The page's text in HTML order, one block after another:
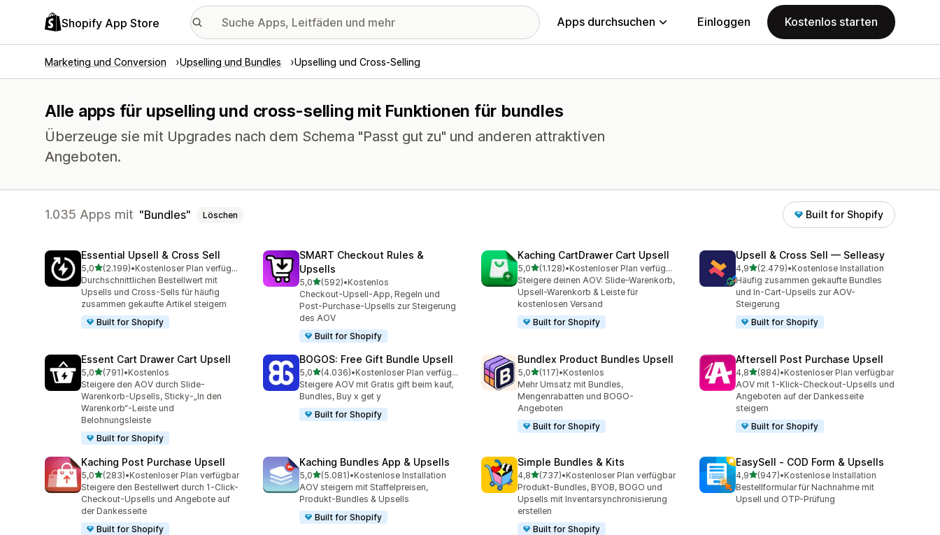
Shopify App Store Apps durchsuchen Einloggen Kostenlos starten
Marketing und Conversion Upselling und Bundles Upselling und Cross-Selling
Alle apps für upselling und cross-selling mit Funktionen für bundles
Überzeuge sie mit Upgrades nach dem Schema "Passt gut zu" und anderen attraktiven
Angeboten.
1.035 Apps mit Bundles Löschen Built for Shopify
Essential Upsell & Cross Sell
5,0von 5 Sternen
(2.199)
2199 Rezensionen insgesamt
•
Kostenloser Plan verfügbar
Durchschnittlichen Bestellwert mit
Upsells und Cross-Sells für häufig
zusammen gekaufte Artikel steigern
Built for Shopify
SMART Checkout Rules &
Upsells
5,0von 5 Sternen
(592)
592 Rezensionen insgesamt
•Kostenlos
Checkout-Upsell-App, Regeln und
Post-Purchase-Upsells zur Steigerung
des AOV
Built for Shopify
Kaching CartDrawer Cart Upsell
5,0von 5 Sternen
(1.128)
1128 Rezensionen insgesamt
•
Kostenloser Plan verfügbar
Steigere deinen AOV: Slide-Warenkorb,
Upsell-Warenkorb & Leiste für
kostenlosen Versand
Built for Shopify
Upsell & Cross Sell — Selleasy
4,9von 5 Sternen
(2.479)
2479 Rezensionen insgesamt
•Kostenlose Installation
Häufig zusammen gekaufte Bundles
und In-Cart-Upsells zur AOV-
Steigerung
Built for Shopify
Essent Cart Drawer Cart Upsell
5,0von 5 Sternen
(791)
791 Rezensionen insgesamt
•Kostenlos
Steigere den AOV durch Slide-
Warenkorb-Upsells, Sticky-„In den
Warenkorb“-Leiste und
Belohnungsleiste
Built for Shopify
BOGOS: Free Gift Bundle Upsell
5,0von 5 Sternen
(4.036)
4036 Rezensionen insgesamt
•
Kostenloser Plan verfügbar
Steigere AOV mit Gratis gift beim kauf,
Bundles, Buy x get y
Built for Shopify
Bundlex Product Bundles Upsell
5,0von 5 Sternen
(117)
117 Rezensionen insgesamt
•Kostenlos
Mehr Umsatz mit Bundles,
Mengenrabatten und BOGO-
Angeboten
Built for Shopify
Aftersell Post Purchase Upsell
4,8von 5 Sternen
(884)
884 Rezensionen insgesamt
•Kostenloser Plan verfügbar
AOV mit 1-Klick-Checkout-Upsells und
Angeboten auf der Dankesseite
steigern
Built for Shopify
Kaching Post Purchase Upsell
5,0von 5 Sternen
(283)
283 Rezensionen insgesamt
•Kostenloser Plan verfügbar
Steigere den Bestellwert durch 1-Click-
Checkout-Upsells und Angebote auf
der Dankesseite
Built for Shopify
Kaching Bundles App & Upsells
5,0von 5 Sternen
(5.081)
5081 Rezensionen insgesamt
•Kostenlose Installation
AOV steigern mit Staffelpreisen,
Produkt-Bundles & Upsells
Built for Shopify
Simple Bundles & Kits
4,8von 5 Sternen
(737)
737 Rezensionen insgesamt
•Kostenloser Plan verfügbar
Produkt-Bundles, BYOB, BOGO und
Upsells mit Inventarsynchronisierung
erstellen
Built for Shopify
EasySell ‑ COD Form & Upsells
4,9von 5 Sternen
(947)
947 Rezensionen insgesamt
•Kostenlose Installation
Bestellformular für Nachnahme mit
Upsell und OTP-Prüfung